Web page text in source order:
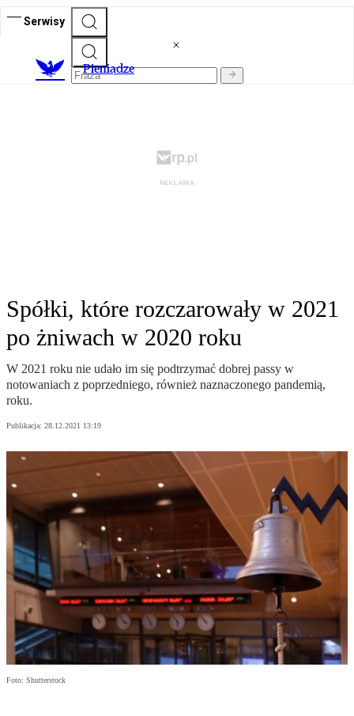
Serwisy
Pieniądze
Spółki, które rozczarowały w 2021
po żniwach w 2020 roku
W 2021 roku nie udało im się podtrzymać dobrej passy w
notowaniach z poprzedniego, również naznaczonego pandemią,
roku.
Publikacja: 28.12.2021 13:19
Foto: Shutterstock